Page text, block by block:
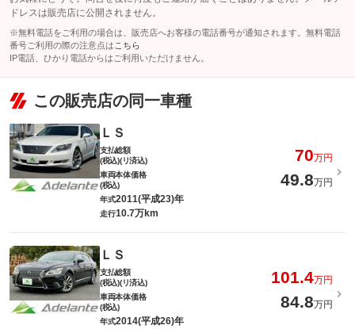
ドレスは販売店に公開されません。
※無料電話をご利用の場合は、販売店へお客様の電話番号が通知されます。無料電話
番号ご利用の際の注意点は こちら
IP電話、ひかり電話からはご利用いただけません。
この販売店の同一車種
ＬＳ
支払総額
(税込)(リ済込)
70万円
車両本体価格
(税込)
49.8万円
年式2011(平成23)年
走行10.7万km
ＬＳ
支払総額
(税込)(リ済込)
101.4万円
車両本体価格
(税込)
84.8万円
年式2014(平成26)年